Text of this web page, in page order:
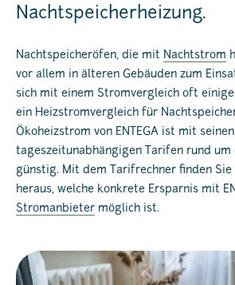
Nachtspeicherheizung.
Nachtspeicheröfen, die mit Nachtstrom
vor allem in älteren Gebäuden zum
sich mit einem Stromvergleich oft einige
ein Heizstromvergleich für
Ökoheizstrom von ENTEGA ist mit seinen
tageszeitunabhängigen Tarifen rund um
günstig. Mit dem Tarifrechner finden Sie
heraus, welche konkrete Ersparnis mit
Stromanbieter möglich ist.